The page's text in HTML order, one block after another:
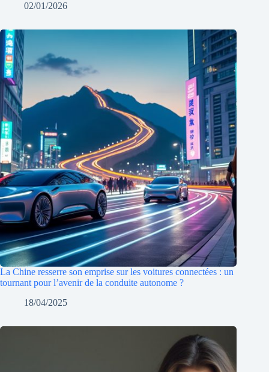
02/01/2026
La Chine resserre son emprise sur les voitures connectées : un
tournant pour l’avenir de la conduite autonome ?
18/04/2025